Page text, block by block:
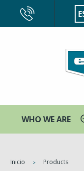
contenido
WHO WE ARE
You
Inicio Products